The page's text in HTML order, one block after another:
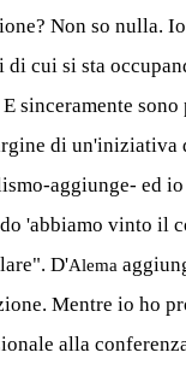
Non so nulla.
cui si sta
sinceramente
di un'iniziativa
aggiunge- ed
'abbiamo vinto il
D'Alema
Mentre io ho
alla